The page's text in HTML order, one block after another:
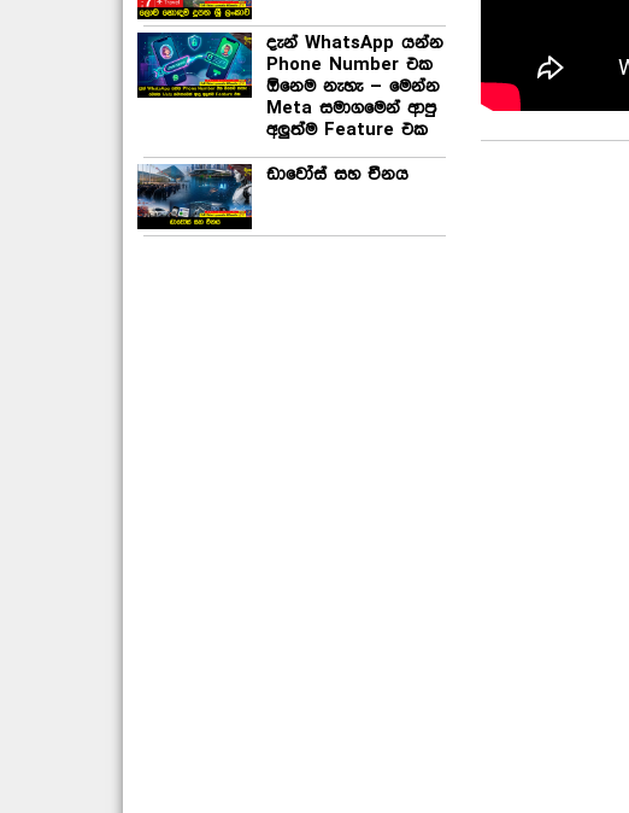
දැන් WhatsApp යන්න
Phone Number එක
ඕනෙම නැහැ – මෙන්න
Meta සමාගමෙන් ආපු
අලුත්ම Feature එක
ඩාවෝස් සහ චීනය